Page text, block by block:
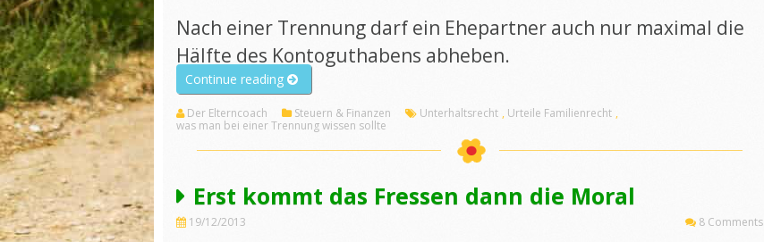
Nach einer Trennung darf ein Ehepartner auch nur maximal die
Hälfte des Kontoguthabens abheben.
Continue reading „Nach
Trennung:
Geld
gerecht
teilen“
Der Elterncoach Steuern & Finanzen Unterhaltsrecht , Urteile Familienrecht ,
was man bei einer Trennung wissen sollte
Erst kommt das Fressen dann die Moral
19/12/2013 8 Comments